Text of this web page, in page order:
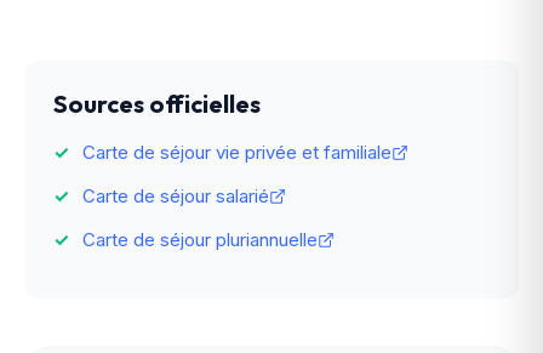
Sources officielles
Carte de séjour vie privée et familiale
Carte de séjour salarié
Carte de séjour pluriannuelle